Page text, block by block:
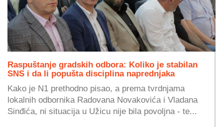
Raspuštanje gradskih odbora: Koliko je stabilan
SNS i da li popušta disciplina naprednjaka
Kako je N1 prethodno pisao, a prema tvrdnjama
lokalnih odbornika Radovana Novakovića i Vladana
Sinđića, ni situacija u Užicu nije bila povoljna - te...